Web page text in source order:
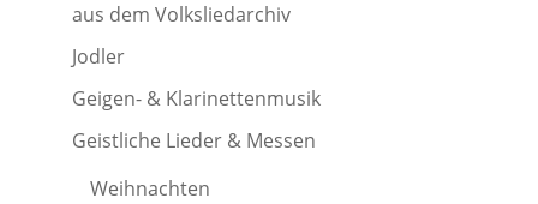
aus dem Volksliedarchiv
Jodler
Geigen- & Klarinettenmusik
Geistliche Lieder & Messen
Weihnachten